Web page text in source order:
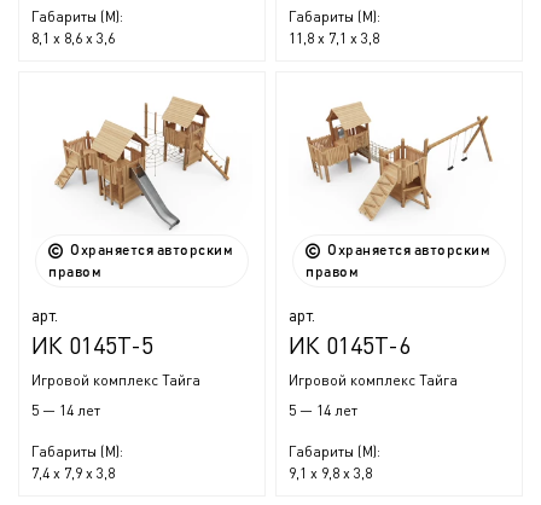
Габариты (М):
8,1 x 8,6 x 3,6
Габариты (М):
11,8 x 7,1 x 3,8
Охраняется авторским
правом
арт.
ИК 0145Т-5
Игровой комплекс Тайга
5 — 14 лет
Габариты (М):
7,4 x 7,9 x 3,8
Охраняется авторским
правом
арт.
ИК 0145Т-6
Игровой комплекс Тайга
5 — 14 лет
Габариты (М):
9,1 x 9,8 x 3,8